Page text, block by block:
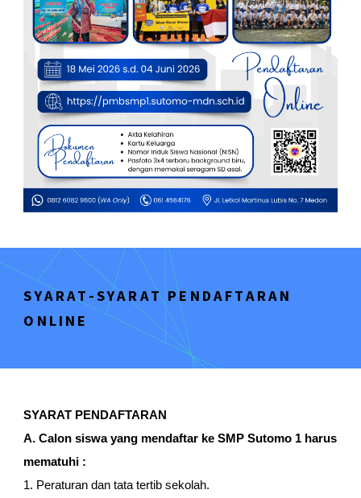
SYARAT-SYARAT PENDAFTARAN
ONLINE
SYARAT PENDAFTARAN
A. Calon siswa yang mendaftar ke SMP Sutomo 1 harus
mematuhi :
1. Peraturan dan tata tertib sekolah.